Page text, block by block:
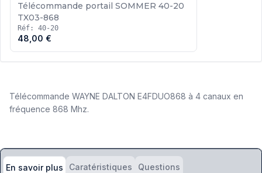
Télécommande portail SOMMER 40-20
TX03-868
Réf: 40-20
48,00 €
Télécommande WAYNE DALTON E4FDUO868 à 4 canaux en
fréquence 868 Mhz.
En savoir plus Caratéristiques Questions